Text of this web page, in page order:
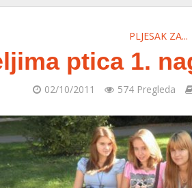
PLJESAK ZA...
ptica 1.
02/10/2011 574 Pregleda